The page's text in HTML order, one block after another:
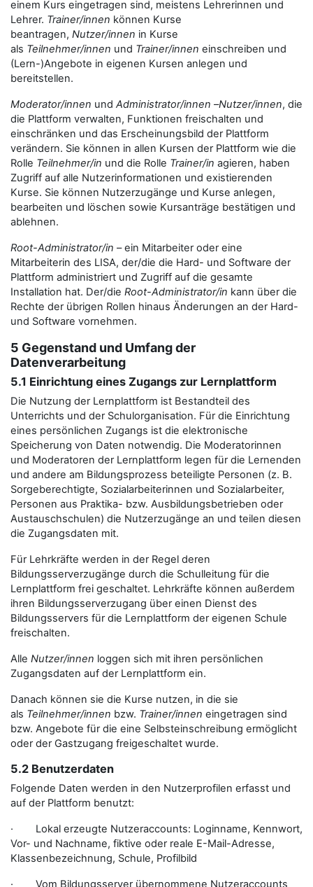
einem Kurs eingetragen sind, meistens Lehrerinnen und
Lehrer. Trainer/innen können Kurse
beantragen, Nutzer/innen in Kurse
als Teilnehmer/innen und Trainer/innen einschreiben und
(Lern-)Angebote in eigenen Kursen anlegen und
bereitstellen.
Moderator/innen und Administrator/innen –Nutzer/innen, die
die Plattform verwalten, Funktionen freischalten und
einschränken und das Erscheinungsbild der Plattform
verändern. Sie können in allen Kursen der Plattform wie die
Rolle Teilnehmer/in und die Rolle Trainer/in agieren, haben
Zugriff auf alle Nutzerinformationen und existierenden
Kurse. Sie können Nutzerzugänge und Kurse anlegen,
bearbeiten und löschen sowie Kursanträge bestätigen und
ablehnen.
Root-Administrator/in – ein Mitarbeiter oder eine
Mitarbeiterin des LISA, der/die die Hard- und Software der
Plattform administriert und Zugriff auf die gesamte
Installation hat. Der/die Root-Administrator/in kann über die
Rechte der übrigen Rollen hinaus Änderungen an der Hard-
und Software vornehmen.
5 Gegenstand und Umfang der
Datenverarbeitung
5.1 Einrichtung eines Zugangs zur Lernplattform
Die Nutzung der Lernplattform ist Bestandteil des
Unterrichts und der Schulorganisation. Für die Einrichtung
eines persönlichen Zugangs ist die elektronische
Speicherung von Daten notwendig. Die Moderatorinnen
und Moderatoren der Lernplattform legen für die Lernenden
und andere am Bildungsprozess beteiligte Personen (z. B.
Sorgeberechtigte, Sozialarbeiterinnen und Sozialarbeiter,
Personen aus Praktika- bzw. Ausbildungsbetrieben oder
Austauschschulen) die Nutzerzugänge an und teilen diesen
die Zugangsdaten mit.
Für Lehrkräfte werden in der Regel deren
Bildungsserverzugänge durch die Schulleitung für die
Lernplattform frei geschaltet. Lehrkräfte können außerdem
ihren Bildungsserverzugang über einen Dienst des
Bildungsservers für die Lernplattform der eigenen Schule
freischalten.
Alle Nutzer/innen loggen sich mit ihren persönlichen
Zugangsdaten auf der Lernplattform ein.
Danach können sie die Kurse nutzen, in die sie
als Teilnehmer/innen bzw. Trainer/innen eingetragen sind
bzw. Angebote für die eine Selbsteinschreibung ermöglicht
oder der Gastzugang freigeschaltet wurde.
5.2 Benutzerdaten
Folgende Daten werden in den Nutzerprofilen erfasst und
auf der Plattform benutzt:
· Lokal erzeugte Nutzeraccounts: Loginname, Kennwort,
Vor- und Nachname, fiktive oder reale E-Mail-Adresse,
Klassenbezeichnung, Schule, Profilbild
· Vom Bildungsserver übernommene Nutzeraccounts